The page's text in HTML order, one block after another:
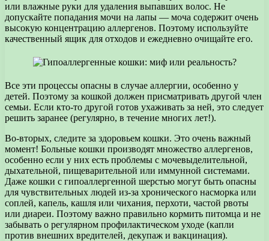
или влажные руки для удаления выпавших волос. Не
допускайте попадания мочи на лапы — моча содержит очень
высокую концентрацию аллергенов. Поэтому используйте
качественный ящик для отходов и ежедневно очищайте его.
Все эти процессы опасны в случае аллергии, особенно у
детей. Поэтому за кошкой должен присматривать другой член
семьи. Если кто-то другой готов ухаживать за ней, это следует
решить заранее (регулярно, в течение многих лет!).
Во-вторых, следите за здоровьем кошки. Это очень важный
момент! Больные кошки производят множество аллергенов,
особенно если у них есть проблемы с мочевыделительной,
дыхательной, пищеварительной или иммунной системами.
Даже кошки с гипоаллергенной шерстью могут быть опасны
для чувствительных людей из-за хронического насморка или
соплей, капель, кашля или чихания, перхоти, частой рвоты
или диареи. Поэтому важно правильно кормить питомца и не
забывать о регулярном профилактическом уходе (капли
против внешних вредителей, декупаж и вакцинация).